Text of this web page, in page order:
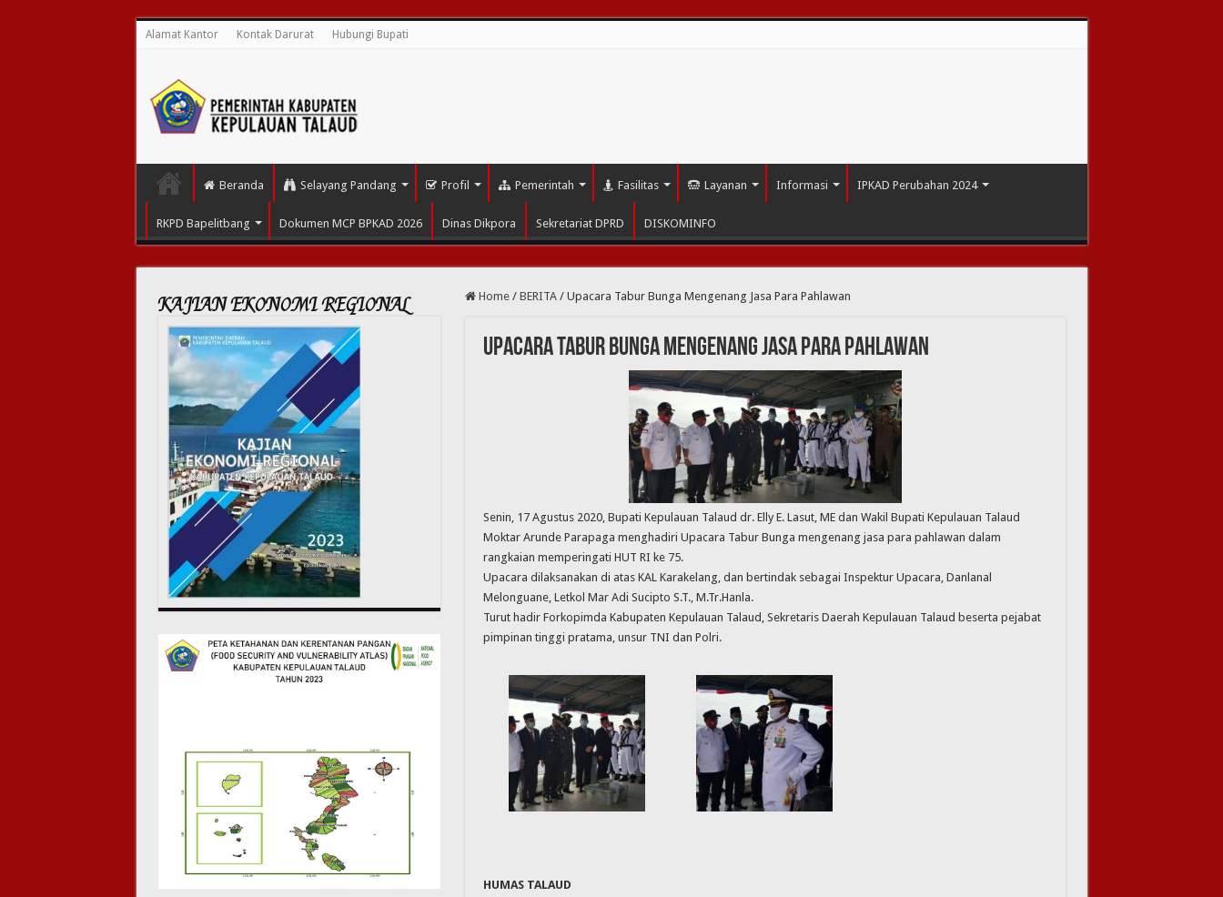
Alamat Kantor Kontak Darurat Hubungi Bupati
Beranda Selayang Pandang Profil Pemerintah Fasilitas Layanan Informasi IPKAD Perubahan 2024
RKPD Bapelitbang Dokumen MCP BPKAD 2026 Dinas Dikpora Sekretariat DPRD DISKOMINFO
Home / BERITA / Upacara Tabur Bunga Mengenang Jasa Para Pahlawan
Upacara Tabur Bunga Mengenang Jasa Para Pahlawan
Senin, 17 Agustus 2020, Bupati Kepulauan Talaud dr. Elly E. Lasut, ME dan Wakil Bupati Kepulauan Talaud
Moktar Arunde Parapaga menghadiri Upacara Tabur Bunga mengenang jasa para pahlawan dalam
rangkaian memperingati HUT RI ke 75.
Upacara dilaksanakan di atas KAL Karakelang, dan bertindak sebagai Inspektur Upacara, Danlanal
Melonguane, Letkol Mar Adi Sucipto S.T., M.Tr.Hanla.
Turut hadir Forkopimda Kabupaten Kepulauan Talaud, Sekretaris Daerah Kepulauan Talaud beserta pejabat
pimpinan tinggi pratama, unsur TNI dan Polri.
HUMAS TALAUD
KAJIAN EKONOMI REGIONAL